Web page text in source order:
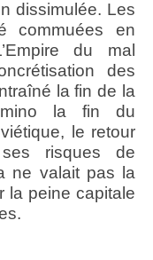
dissimulée. Les
commuées en
du mal
des
la fin de la
la fin du
le retour
risques de
ne valait pas la
la peine capitale